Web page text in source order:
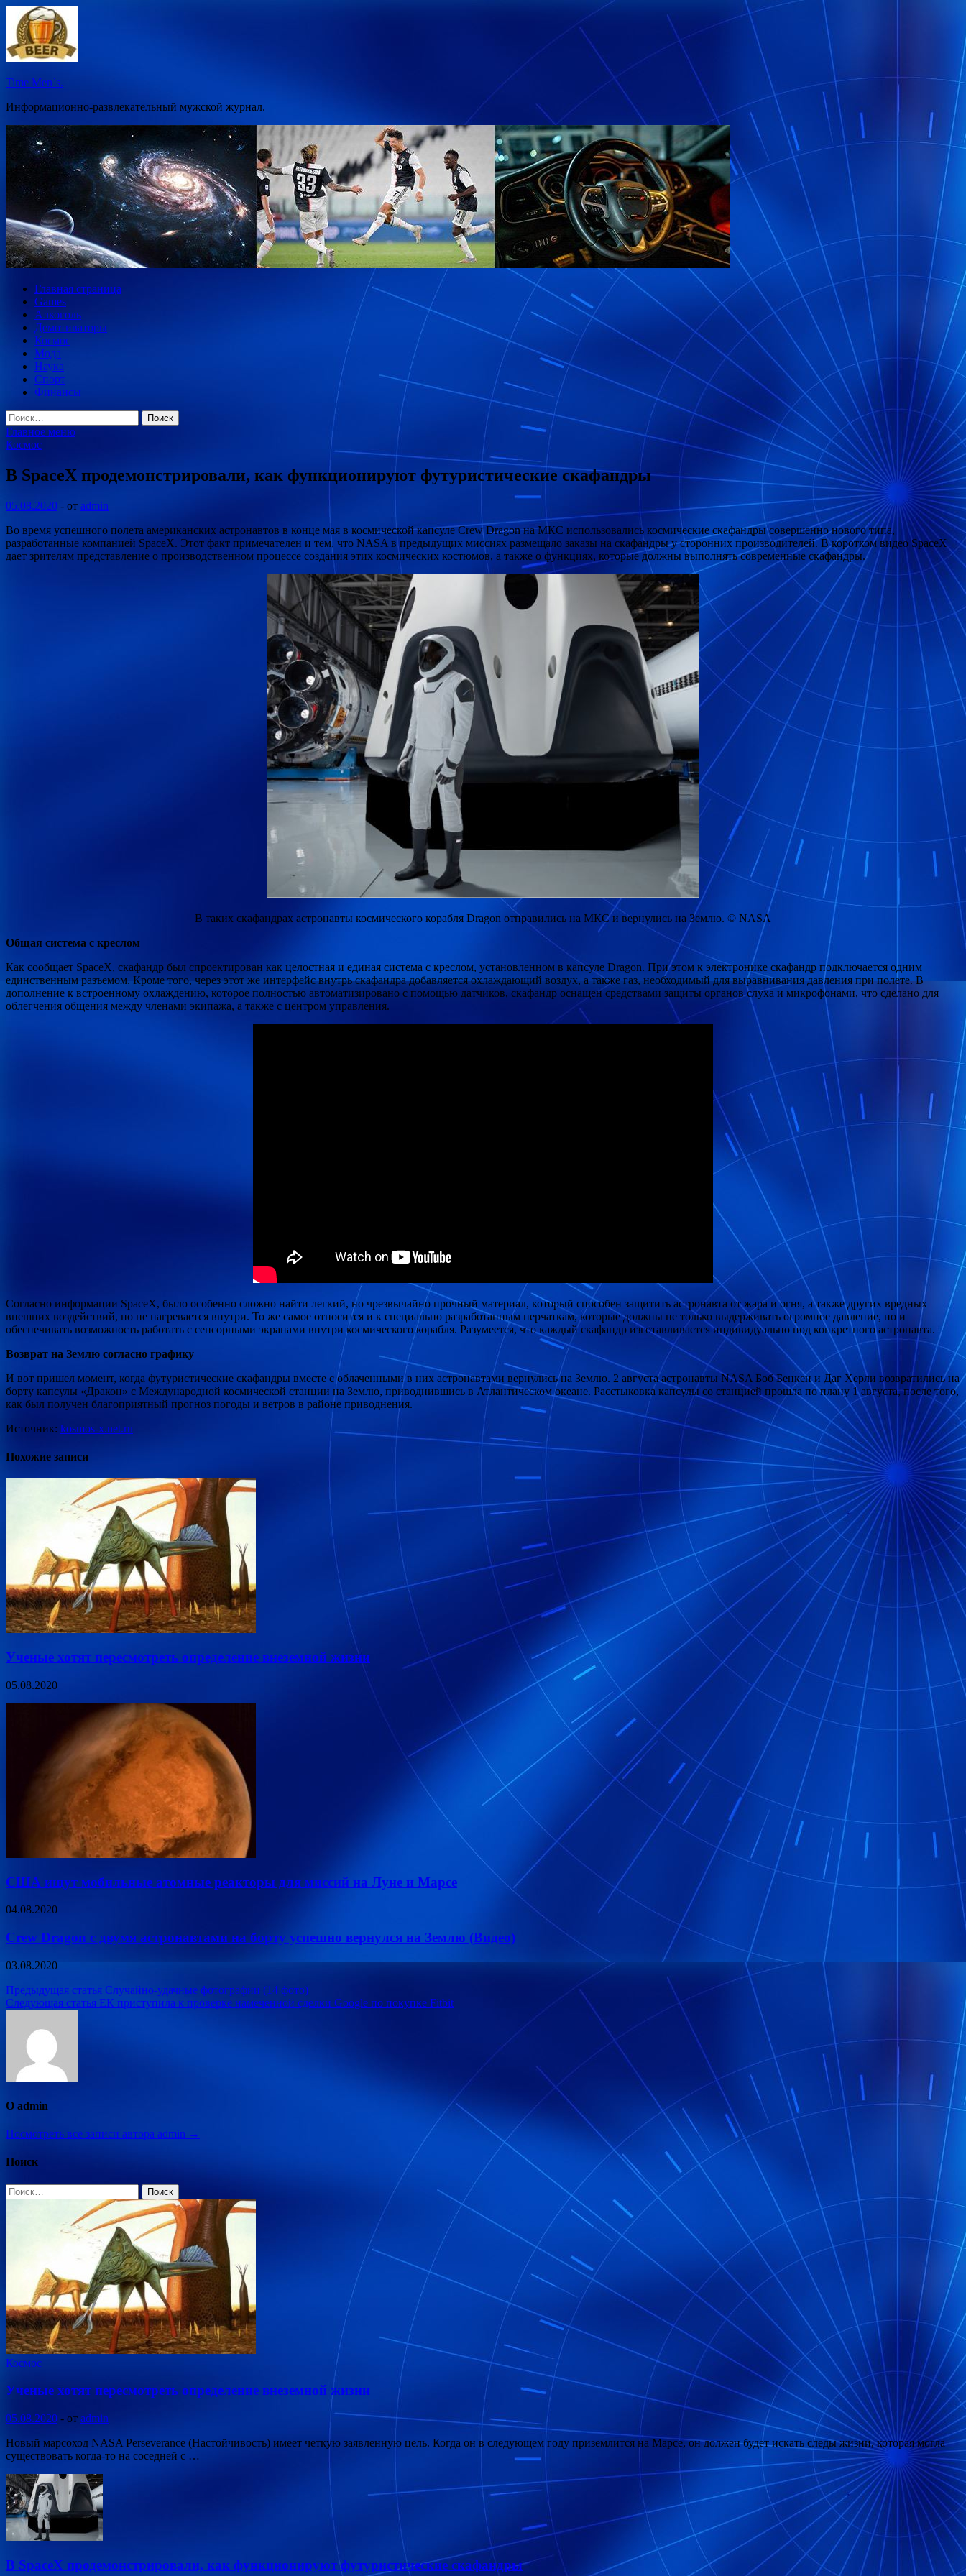
Перейти
содержимому
Time Men`s.
Информационно-развлекательный мужской журнал.
Главная страница
Games
Алкоголь
Демотиваторы
Космос
Мода
Наука
Спорт
Финансы
Найти:
Главное меню
Космос
В SpaceX продемонстрировали, как функционируют футуристические скафандры
05.08.2020 - от admin
Во время успешного полета американских астронавтов в конце мая в космической капсуле Crew Dragon на МКС использовались космические скафандры совершенно нового типа,
разработанные компанией SpaceX. Этот факт примечателен и тем, что NASA в предыдущих миссиях размещало заказы на скафандры у сторонних производителей. В коротком видео SpaceX
дает зрителям представление о производственном процессе создания этих космических костюмов, а также о функциях, которые должны выполнять современные скафандры.
В таких скафандрах астронавты космического корабля Dragon отправились на МКС и вернулись на Землю. © NASA
Общая система с креслом
Как сообщает SpaceX, скафандр был спроектирован как целостная и единая система с креслом, установленном в капсуле Dragon. При этом к электронике скафандр подключается одним
единственным разъемом. Кроме того, через этот же интерфейс внутрь скафандра добавляется охлаждающий воздух, а также газ, необходимый для выравнивания давления при полете. В
дополнение к встроенному охлаждению, которое полностью автоматизировано с помощью датчиков, скафандр оснащен средствами защиты органов слуха и микрофонами, что сделано для
облегчения общения между членами экипажа, а также с центром управления.
Согласно информации SpaceX, было особенно сложно найти легкий, но чрезвычайно прочный материал, который способен защитить астронавта от жара и огня, а также других вредных
внешних воздействий, но не нагревается внутри. То же самое относится и к специально разработанным перчаткам, которые должны не только выдерживать огромное давление, но и
обеспечивать возможность работать с сенсорными экранами внутри космического корабля. Разумеется, что каждый скафандр изготавливается индивидуально под конкретного астронавта.
Возврат на Землю согласно графику
И вот пришел момент, когда футуристические скафандры вместе с облаченными в них астронавтами вернулись на Землю. 2 августа астронавты NASA Боб Бенкен и Даг Херли возвратились на
борту капсулы «Дракон» с Международной космической станции на Землю, приводнившись в Атлантическом океане. Расстыковка капсулы со станцией прошла по плану 1 августа, после того,
как был получен благоприятный прогноз погоды и ветров в районе приводнения.
Источник: kosmos-x.net.ru
Похожие записи
Ученые хотят пересмотреть определение внеземной жизни
05.08.2020
США ищут мобильные атомные реакторы для миссий на Луне и Марсе
04.08.2020
Crew Dragon с двумя астронавтами на борту успешно вернулся на Землю (Видео)
03.08.2020
Навигация
по
записям
Предыдущая статья Случайно-удачные фотографии (14 фото)
Следующая статья ЕК приступила к проверке намеченной сделки Google по покупке Fitbit
О admin
Посмотреть все записи автора admin →
Поиск
Найти:
Космос
Ученые хотят пересмотреть определение внеземной жизни
05.08.2020 - от admin
Новый марсоход NASA Perseverance (Настойчивость) имеет четкую заявленную цель. Когда он в следующем году приземлится на Марсе, он должен будет искать следы жизни, которая могла
существовать когда-то на соседней с …
В SpaceX продемонстрировали, как функционируют футуристические скафандры